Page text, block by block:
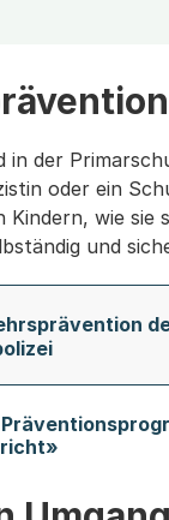
in der
oder ein
Kindern, wie sie
und